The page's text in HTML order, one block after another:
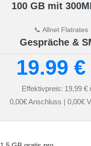
100 GB mit
📞 Allnet Flatrates
Gespräche &
19.99 €
Effektivpreis: 19,99 €
0,00€ Anschluss | 0,00€